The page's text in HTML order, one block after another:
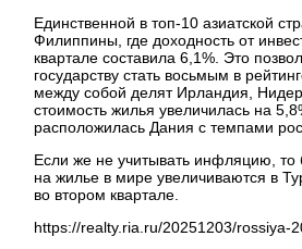
Единственной в топ-10 азиатской
Филиппины, где доходность от
квартале составила 6,1%. Это
государству стать восьмым в
между собой делят Ирландия,
стоимость жилья увеличилась на
расположилась Дания с темпами
Если же не учитывать инфляцию, то
на жилье в мире увеличиваются в
во втором квартале.
https://realty.ria.ru/20251203/rossiya-